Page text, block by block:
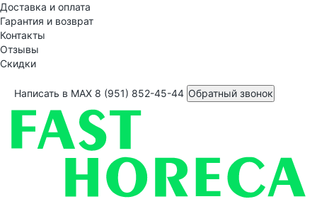
Доставка и оплата
Гарантия и возврат
Контакты
Отзывы
Скидки
Написать в MAX 8 (951) 852-45-44 Обратный звонок